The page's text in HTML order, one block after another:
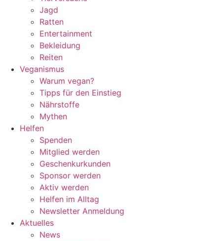
Jagd
Ratten
Entertainment
Bekleidung
Reiten
Veganismus
Warum vegan?
Tipps für den Einstieg
Nährstoffe
Mythen
Helfen
Spenden
Mitglied werden
Geschenkurkunden
Sponsor werden
Aktiv werden
Helfen im Alltag
Newsletter Anmeldung
Aktuelles
News